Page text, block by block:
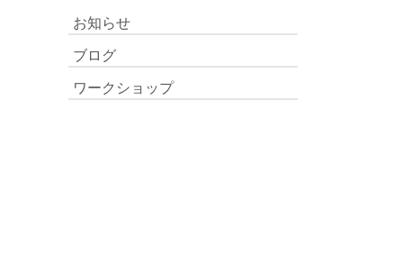
お知らせ
ブログ
ワークショップ